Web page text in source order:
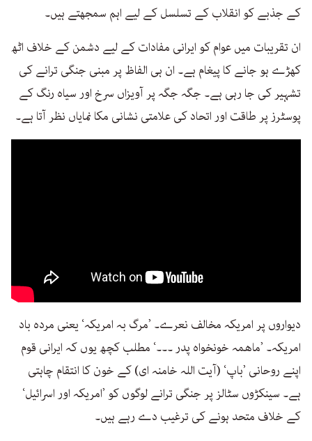
کے جذبے کو انقلاب کے تسلسل کے لیے اہم سمجھتے ہیں۔
ان تقریبات میں عوام کو ایرانی مفادات کے لیے دشمن کے خلاف اٹھ
کھڑے ہو جانے کا پیغام ہے۔ ان ہی الفاظ پر مبنی جنگی ترانے کی
تشہیر کی جا رہی ہے۔ جگہ جگہ پر آویزاں سرخ اور سیاہ رنگ کے
پوسٹرز پر طاقت اور اتحاد کی علامتی نشانی مکا نمایاں نظر آتا ہے۔
دیواروں پر امریکہ مخالف نعرے۔ ’مرگ بہ امریکہ‘ یعنی مردہ باد
امریکہ۔ ’ماھمہ خونخواہ پدر ۔۔۔‘ مطلب کچھ یوں کہ ایرانی قوم
اپنے روحانی ’باپ‘ (آیت اللہ خامنہ ای) کے خون کا انتقام چاہتی
ہے۔ سینکڑوں سٹالز پر جنگی ترانے لوگوں کو ’امریکہ اور اسرائیل‘
کے خلاف متحد ہونے کی ترغیب دے رہے ہیں۔